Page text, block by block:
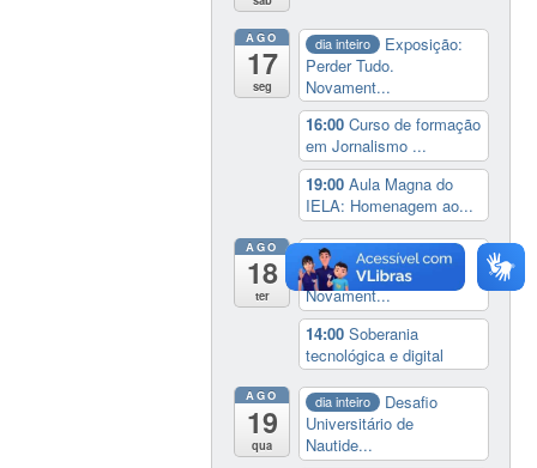
AGO
17
seg
dia inteiro
Exposição:
Perder Tudo.
Novament...
16:00Curso de formação
em Jornalismo ...
19:00Aula Magna do
IELA: Homenagem ao...
AGO
18
ter
dia inteiro
Exposição:
Perder Tudo.
Novament...
14:00Soberania
tecnológica e digital
AGO
19
qua
dia inteiro
Desafio
Universitário de
Nautide...